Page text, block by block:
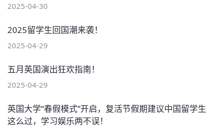
2025-04-30
2025留学生回国潮来袭！
2025-04-29
五月英国演出狂欢指南！
2025-04-29
英国大学“春假模式”开启，复活节假期建议中国留学生
这么过，学习娱乐两不误！